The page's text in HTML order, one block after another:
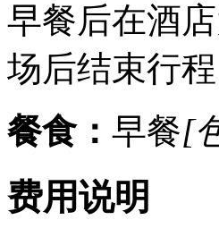
早餐后在酒
场后结束行
餐食： 早餐[
费用说明